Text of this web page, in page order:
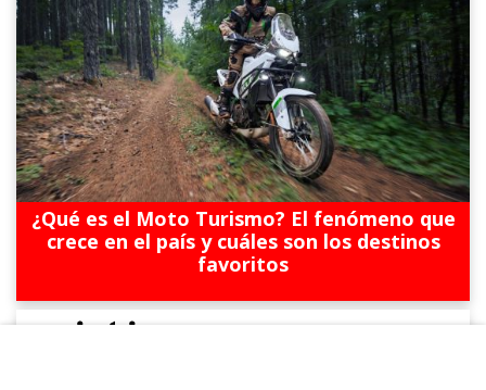
¿Qué es el Moto Turismo? El fenómeno que
crece en el país y cuáles son los destinos
favoritos